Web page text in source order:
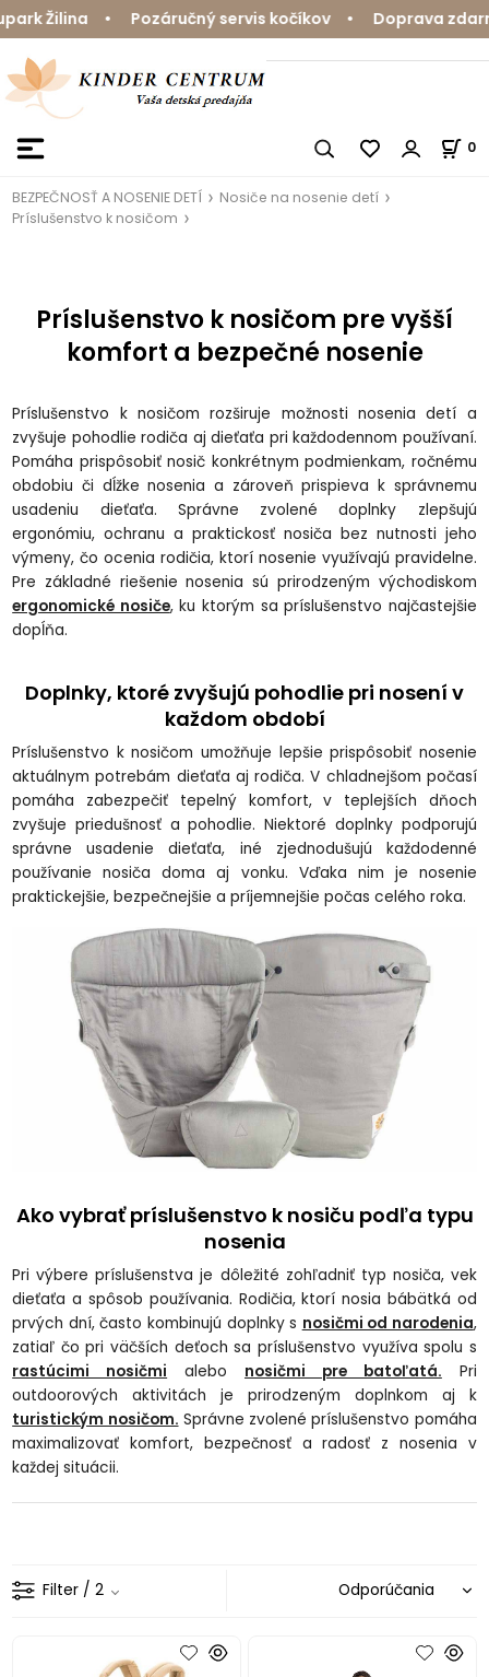
Žilina • Pozáručný servis kočíkov • Doprava
0
BEZPEČNOSŤ A NOSENIE DETÍ
Nosiče na nosenie detí
Príslušenstvo k nosičom
Príslušenstvo k nosičom pre vyšší
komfort a bezpečné nosenie
Príslušenstvo k nosičom rozširuje možnosti nosenia detí a
zvyšuje pohodlie rodiča aj dieťaťa pri každodennom používaní.
Pomáha prispôsobiť nosič konkrétnym podmienkam, ročnému
obdobiu či dĺžke nosenia a zároveň prispieva k správnemu
usadeniu dieťaťa. Správne zvolené doplnky zlepšujú
ergonómiu, ochranu a praktickosť nosiča bez nutnosti jeho
výmeny, čo ocenia rodičia, ktorí nosenie využívajú pravidelne.
Pre základné riešenie nosenia sú prirodzeným východiskom
ergonomické nosiče, ku ktorým sa príslušenstvo najčastejšie
dopĺňa.
Doplnky, ktoré zvyšujú pohodlie pri nosení v
každom období
Príslušenstvo k nosičom umožňuje lepšie prispôsobiť nosenie
aktuálnym potrebám dieťaťa aj rodiča. V chladnejšom počasí
pomáha zabezpečiť tepelný komfort, v teplejších dňoch
zvyšuje priedušnosť a pohodlie. Niektoré doplnky podporujú
správne usadenie dieťaťa, iné zjednodušujú každodenné
používanie nosiča doma aj vonku. Vďaka nim je nosenie
praktickejšie, bezpečnejšie a príjemnejšie počas celého roka.
Ako vybrať príslušenstvo k nosiču podľa typu
nosenia
Pri výbere príslušenstva je dôležité zohľadniť typ nosiča, vek
dieťaťa a spôsob používania. Rodičia, ktorí nosia bábätká od
prvých dní, často kombinujú doplnky s nosičmi od narodenia,
zatiaľ čo pri väčších deťoch sa príslušenstvo využíva spolu s
rastúcimi nosičmi alebo nosičmi pre batoľatá. Pri
outdoorových aktivitách je prirodzeným doplnkom aj k
turistickým nosičom. Správne zvolené príslušenstvo pomáha
maximalizovať komfort, bezpečnosť a radosť z nosenia v
každej situácii.
Filter / 2